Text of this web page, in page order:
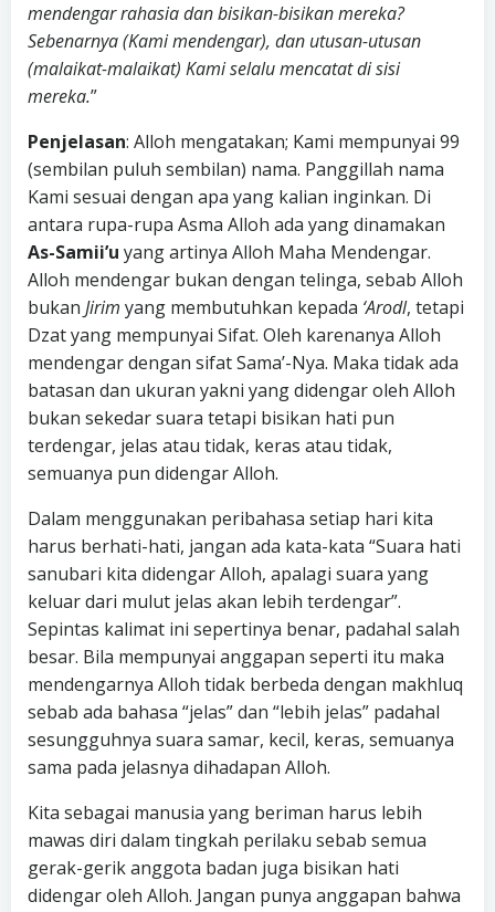
mendengar rahasia dan bisikan-bisikan mereka?
Sebenarnya (Kami mendengar), dan utusan-utusan
(malaikat-malaikat) Kami selalu mencatat di sisi
mereka.”
Penjelasan: Alloh mengatakan; Kami mempunyai 99
(sembilan puluh sembilan) nama. Panggillah nama
Kami sesuai dengan apa yang kalian inginkan. Di
antara rupa-rupa Asma Alloh ada yang dinamakan
As-Samii’u yang artinya Alloh Maha Mendengar.
Alloh mendengar bukan dengan telinga, sebab Alloh
bukan Jirim yang membutuhkan kepada ‘Arodl, tetapi
Dzat yang mempunyai Sifat. Oleh karenanya Alloh
mendengar dengan sifat Sama’-Nya. Maka tidak ada
batasan dan ukuran yakni yang didengar oleh Alloh
bukan sekedar suara tetapi bisikan hati pun
terdengar, jelas atau tidak, keras atau tidak,
semuanya pun didengar Alloh.
Dalam menggunakan peribahasa setiap hari kita
harus berhati-hati, jangan ada kata-kata “Suara hati
sanubari kita didengar Alloh, apalagi suara yang
keluar dari mulut jelas akan lebih terdengar”.
Sepintas kalimat ini sepertinya benar, padahal salah
besar. Bila mempunyai anggapan seperti itu maka
mendengarnya Alloh tidak berbeda dengan makhluq
sebab ada bahasa “jelas” dan “lebih jelas” padahal
sesungguhnya suara samar, kecil, keras, semuanya
sama pada jelasnya dihadapan Alloh.
Kita sebagai manusia yang beriman harus lebih
mawas diri dalam tingkah perilaku sebab semua
gerak-gerik anggota badan juga bisikan hati
didengar oleh Alloh. Jangan punya anggapan bahwa